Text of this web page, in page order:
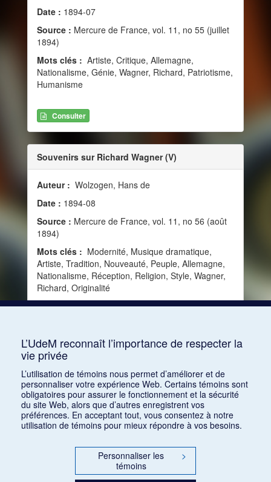
Date : 1894-07
Source : Mercure de France, vol. 11, no 55 (juillet
1894)
Mots clés : Artiste, Critique, Allemagne,
Nationalisme, Génie, Wagner, Richard, Patriotisme,
Humanisme
Consulter
Souvenirs sur Richard Wagner (V)
Auteur : Wolzogen, Hans de
Date : 1894-08
Source : Mercure de France, vol. 11, no 56 (août
1894)
Mots clés : Modernité, Musique dramatique,
Artiste, Tradition, Nouveauté, Peuple, Allemagne,
Nationalisme, Réception, Religion, Style, Wagner,
Richard, Originalité
1 2 3 4 5 … 119
L’UdeM reconnaît l’importance de respecter la
vie privée
L’utilisation de témoins nous permet d’améliorer et de
personnaliser votre expérience Web. Certains témoins sont
obligatoires pour assurer le fonctionnement et la sécurité
du site Web, alors que d’autres enregistrent vos
préférences. En acceptant tout, vous consentez à notre
utilisation de témoins pour mieux répondre à vos besoins.
Personnaliser les
témoins
>